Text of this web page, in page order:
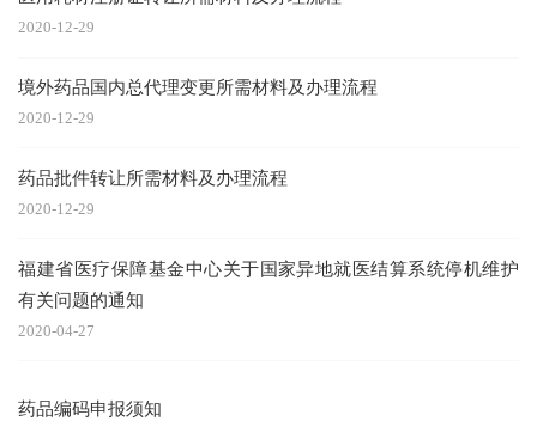
2020-12-29
境外药品国内总代理变更所需材料及办理流程
2020-12-29
药品批件转让所需材料及办理流程
2020-12-29
福建省医疗保障基金中心关于国家异地就医结算系统停机维护
有关问题的通知
2020-04-27
药品编码申报须知